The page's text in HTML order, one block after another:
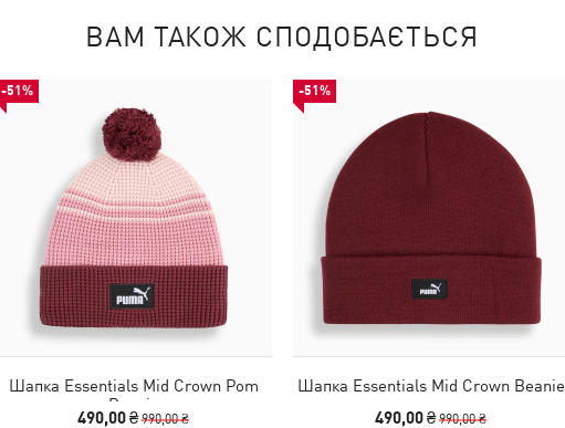
ВАМ ТАКОЖ СПОДОБАЄТЬСЯ
-51%
Шапка Essentials Mid Crown Pom
Beanie
490,00 ₴990,00 ₴
-51%
Шапка Essentials Mid Crown Beanie
490,00 ₴990,00 ₴